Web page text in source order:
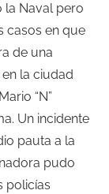
la Naval pero
casos en que
de una
la ciudad
“N”
Un incidente
pauta a la
pudo
policías